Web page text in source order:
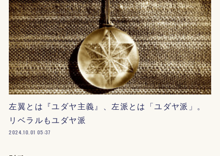
左翼とは『ユダヤ主義』、左派とは「ユダヤ派」。
リベラルもユダヤ派
2024.10.01 05:37